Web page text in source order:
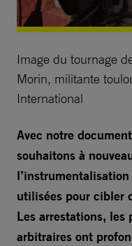
Image du tournage
Morin, militante
International
Avec notre
souhaitons à
utilisées pour cibler
Les arrestations, les
arbitraires ont